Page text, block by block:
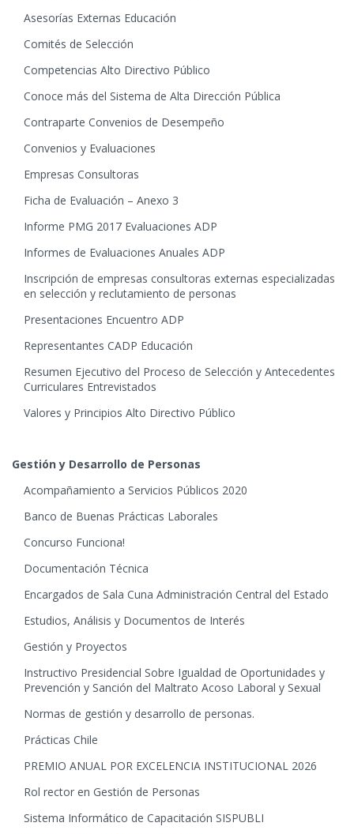
Asesorías Externas Educación
Comités de Selección
Competencias Alto Directivo Público
Conoce más del Sistema de Alta Dirección Pública
Contraparte Convenios de Desempeño
Convenios y Evaluaciones
Empresas Consultoras
Ficha de Evaluación – Anexo 3
Informe PMG 2017 Evaluaciones ADP
Informes de Evaluaciones Anuales ADP
Inscripción de empresas consultoras externas especializadas
en selección y reclutamiento de personas
Presentaciones Encuentro ADP
Representantes CADP Educación
Resumen Ejecutivo del Proceso de Selección y Antecedentes
Curriculares Entrevistados
Valores y Principios Alto Directivo Público
Gestión y Desarrollo de Personas
Acompañamiento a Servicios Públicos 2020
Banco de Buenas Prácticas Laborales
Concurso Funciona!
Documentación Técnica
Encargados de Sala Cuna Administración Central del Estado
Estudios, Análisis y Documentos de Interés
Gestión y Proyectos
Instructivo Presidencial Sobre Igualdad de Oportunidades y
Prevención y Sanción del Maltrato Acoso Laboral y Sexual
Normas de gestión y desarrollo de personas.
Prácticas Chile
PREMIO ANUAL POR EXCELENCIA INSTITUCIONAL 2026
Rol rector en Gestión de Personas
Sistema Informático de Capacitación SISPUBLI